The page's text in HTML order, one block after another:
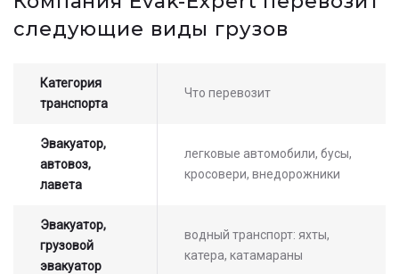
следующие виды грузов
Категория
транспорта
Что перевозит
Эвакуатор,
автовоз,
лавета
легковые автомобили, бусы,
кросовери, внедорожники
Эвакуатор,
грузовой
эвакуатор
водный транспорт: яхты,
катера, катамараны
стоимости услуг с нашим
оператором